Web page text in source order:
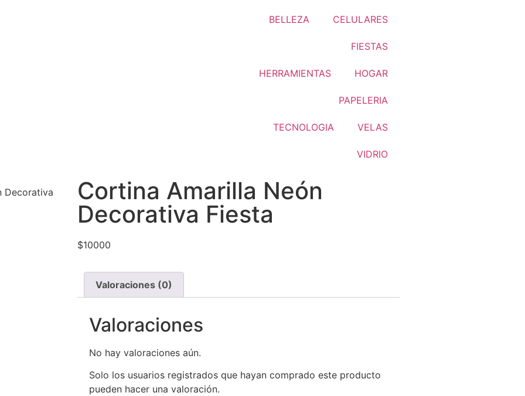
BELLEZA CELULARES
FIESTAS
HERRAMIENTAS HOGAR
PAPELERIA
TECNOLOGIA VELAS
VIDRIO
Decorativa
Cortina Amarilla Neón
Decorativa Fiesta
$10000
Valoraciones (0)
Valoraciones
No hay valoraciones aún.
Solo los usuarios registrados que hayan comprado este producto
pueden hacer una valoración.